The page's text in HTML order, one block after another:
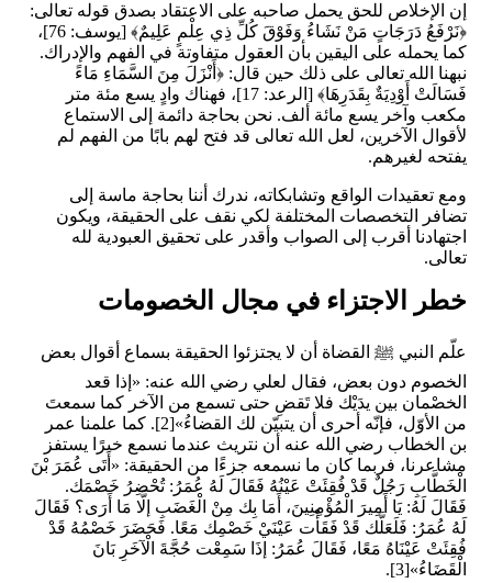
إن الإخلاص للحق يحمل صاحبه على الاعتقاد بصدق قوله تعالى:
﴿نَرْفَعُ دَرَجَاتٍ مَنْ نَشَاءُ وَفَوْقَ كُلِّ ذِي عِلْمٍ عَلِيمٌ﴾ [يوسف: 76]،
كما يحمله على اليقين بأن العقول متفاوتة في الفهم والإدراك.
نبهنا الله تعالى على ذلك حين قال: ﴿أَنْزَلَ مِنَ السَّمَاءِ مَاءً
فَسَالَتْ أَوْدِيَةٌ بِقَدَرِهَا﴾ [الرعد: 17]، فهناك وادٍ يسع مئة متر
مكعب وآخر يسع مائة ألف. نحن بحاجة دائمة إلى الاستماع
لأقوال الآخرين، لعل الله تعالى قد فتح لهم بابًا من الفهم لم
يفتحه لغيرهم.
ومع تعقيدات الواقع وتشابكاته، ندرك أننا بحاجة ماسة إلى
تضافر التخصصات المختلفة لكي نقف على الحقيقة، ويكون
اجتهادنا أقرب إلى الصواب وأقدر على تحقيق العبودية لله
تعالى.
خطر الاجتزاء في مجال الخصومات
علّم النبي ﷺ القضاة أن لا يجتزئوا الحقيقة بسماع أقوال بعض
الخصوم دون بعض، فقال لعلي رضي الله عنه: «إذا قعد
الخصْمان بين يدَيْك فلا تَقضِ ‌حتى ‌تسمع ‌من ‌الآخر كما سمعتَ
من الأوّل، فإنّه أحرى أن يتبيّن لك القضاءُ»[2]. كما علمنا عمر
بن الخطاب رضي الله عنه أن نتريث عندما نسمع خبرًا يستفز
مشاعرنا، فربما كان ما نسمعه جزءًا من الحقيقة: «أَتَى عُمَرَ بْنَ
الْخَطَّابِ رَجُلٌ قَدْ فُقِئَتْ عَيْنُهُ فَقَالَ لَهُ عُمَرُ: ‌تُحْضِرُ ‌خَصْمَك.
فَقَالَ لَهُ: يَا أَمِيرَ الْمُؤْمِنِينَ، أَمَا بِك مِنْ الْغَضَبِ إلَّا مَا أَرَى؟ فَقَالَ
لَهُ عُمَرُ: فَلَعَلَّك قَدْ فَقَأْت عَيْنَيْ خَصْمِك مَعًا. فَحَضَرَ خَصْمُهُ قَدْ
فُقِئَتْ عَيْنَاهُ مَعًا، فَقَالَ عُمَرُ: إذَا سَمِعْت حُجَّةَ الْآخَرِ بَانَ
الْقَضَاءُ»[3].